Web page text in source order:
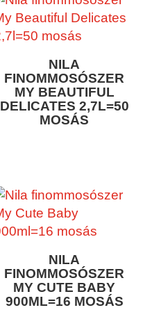
NILA
FINOMMOSÓSZER
MY BEAUTIFUL
DELICATES 2,7L=50
MOSÁS
NILA
FINOMMOSÓSZER
MY CUTE BABY
900ML=16 MOSÁS